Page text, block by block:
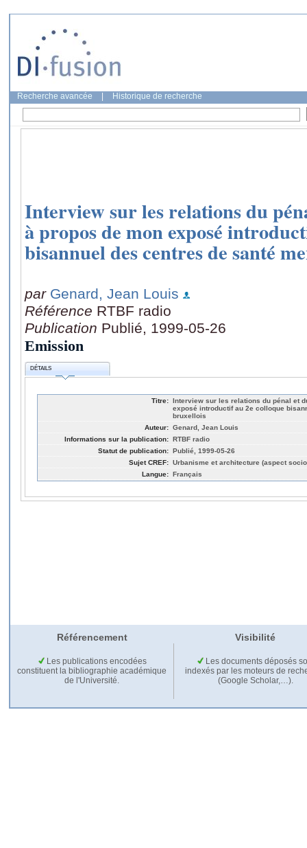
Recherche avancée Historique de recherche
Interview sur les relations du
à propos de mon exposé
bisannuel des centres de santé
par Genard, Jean Louis
Référence RTBF radio
Publication Publié, 1999-05-26
Emission
DÉTAILS
Titre: Interview sur les relations du pénal et
exposé introductif au 2e colloque
bruxellois
Auteur: Genard, Jean Louis
Informations sur la publication: RTBF radio
Statut de publication: Publié, 1999-05-26
Sujet CREF: Urbanisme et architecture (aspect
Langue: Français
Référencement Visibilité
Les publications encodées
constituent la bibliographie académique
de l'Université.
Les documents déposés
indexés par les moteurs de
(Google Scholar,…).